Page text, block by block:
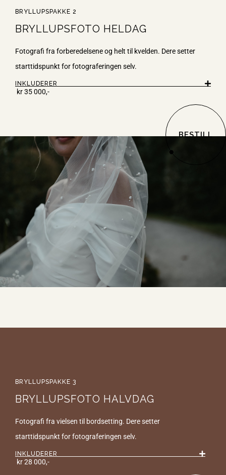
BRYLLUPSPAKKE 2
BRYLLUPSFOTO HELDAG
Fotografi fra forberedelseneog helt til kvelden. Dere setter
starttidspunkt forfotograferingen selv.
INKLUDERER
kr35000,-
BESTILL
BRYLLUPSPAKKE 3
BRYLLUPSFOTO HALVDAG
Fotografi fra vielsen til bordsetting. Dere setter
starttidspunkt forfotograferingen selv.
INKLUDERER
kr28 000,-